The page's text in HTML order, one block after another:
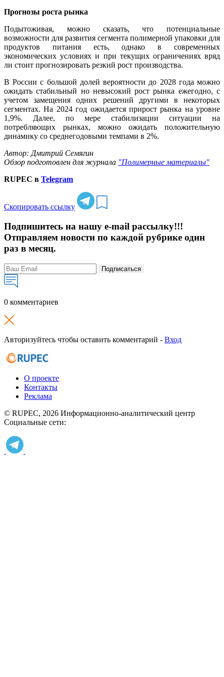
Прогнозы роста рынка
Подытоживая, можно сказать, что потенциальные
возможности для развития сегмента полимерной упаковки для
продуктов питания есть, однако в современных
экономических условиях и при текущих ограничениях вряд
ли стоит прогнозировать резкий рост производства.
В России с большой долей вероятности до 2028 года можно
ожидать стабильный но невысокий рост рынка ежегодно, с
учетом замещения одних решений другими в некоторых
сегментах. На 2024 год ожидается прирост рынка на уровне
1,9%. Далее, по мере стабилизации ситуации на
потребляющих рынках, можно ожидать положительную
динамику со среднегодовыми темпами в 2%.
Автор: Дмитрий Семягин
Обзор подготовлен для журнала "Полимерные материалы"
RUPEC в Telegram
Скопировать ссылку
Подпишитесь на нашу e-mail рассылку!!!
Отправляем новости по каждой рубрике один
раз в месяц.
Подписаться
0 комментариев
Авторизуйтесь чтобы оставить комментарий - Вход
О проекте
Контакты
Реклама
© RUPEC, 2026 Информационно-аналитический центр
Социальные сети: